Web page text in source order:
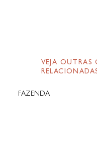
VEJA OUTRAS
FAZENDA